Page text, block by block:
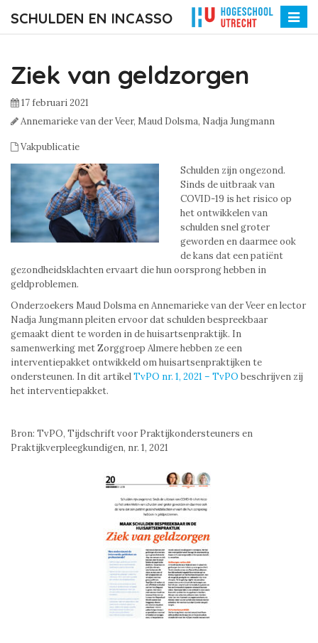
SCHULDEN EN INCASSO
Toggle
Ziek van geldzorgen
17 februari 2021
Annemarieke van der Veer, Maud Dolsma, Nadja Jungmann
Vakpublicatie
Schulden zijn ongezond.
Sinds de uitbraak van
COVID-19 is het risico op
het ontwikkelen van
schulden snel groter
geworden en daarmee ook
de kans dat een patiënt
gezondheidsklachten ervaart die hun oorsprong hebben in
geldproblemen.
Onderzoekers Maud Dolsma en Annemarieke van der Veer en lector
Nadja Jungmann pleiten ervoor dat schulden bespreekbaar
gemaakt dient te worden in de huisartsenpraktijk. In
samenwerking met Zorggroep Almere hebben ze een
interventiepakket ontwikkeld om huisartsenpraktijken te
ondersteunen. In dit artikelTvPO nr. 1, 2021 – TvPO beschrijven zij
het interventiepakket.
Bron: TvPO, Tijdschrift voor Praktijkondersteuners en
Praktijkverpleegkundigen, nr. 1, 2021